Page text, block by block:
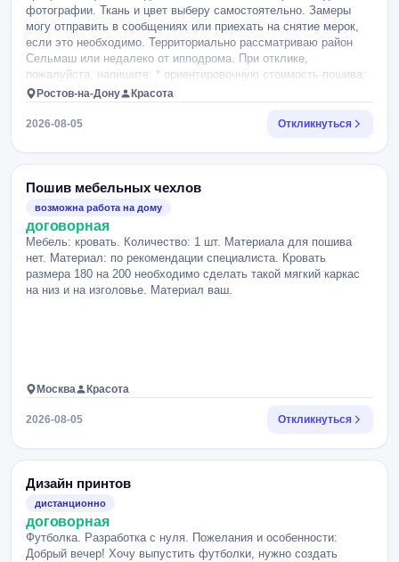
фотографии. Ткань и цвет выберу самостоятельно. Замеры
могу отправить в сообщениях или приехать на снятие мерок,
если это необходимо. Территориально рассматриваю район
Сельмаш или недалеко от ипподрома. При отклике,
пожалуйста, напишите: * ориентировочную стоимость пошива;
* сроки изготовления; * какие данные или вопросы нужны для
более точного расчёта.
Ростов-на-Дону Красота
2026-08-05 Откликнуться
Пошив мебельных чехлов
возможна работа на дому
договорная
Мебель: кровать. Количество: 1 шт. Материала для пошива
нет. Материал: по рекомендации специалиста. Кровать
размера 180 на 200 необходимо сделать такой мягкий каркас
на низ и на изголовье. Материал ваш.
Москва Красота
2026-08-05 Откликнуться
Дизайн принтов
дистанционно
договорная
Футболка. Разработка с нуля. Пожелания и особенности:
Добрый вечер! Хочу выпустить футболки, нужно создать